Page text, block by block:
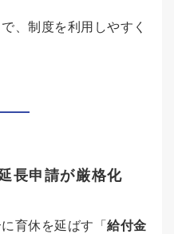
、制度を利用しやすく
長申請が厳格化
育休を延ばす「給付金